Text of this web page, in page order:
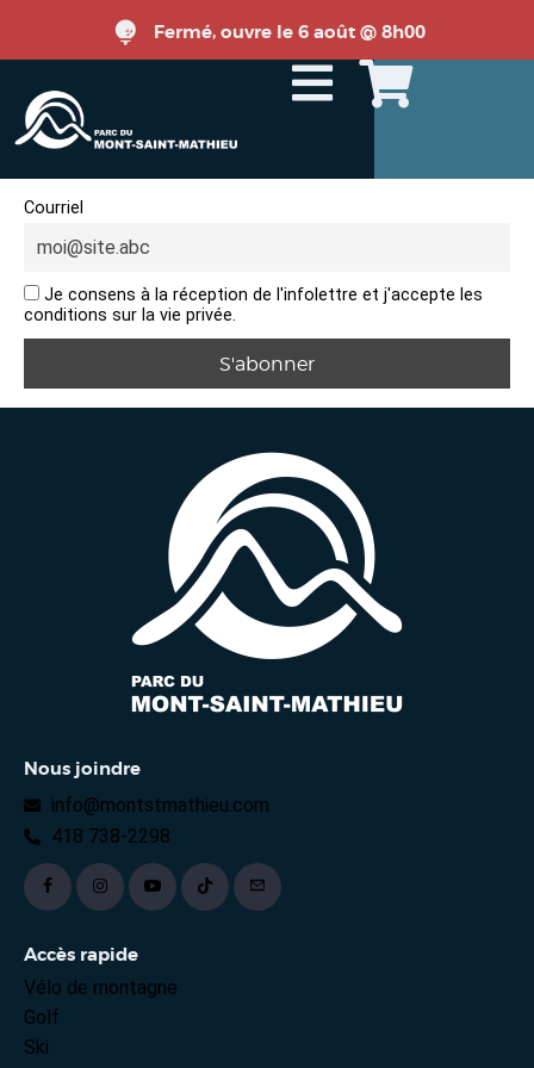
Fermé, ouvre le 6 août @ 8h00
Courriel
Je consens à la réception de l'infolettre et j'accepte les
conditions sur la vie privée.
Nous joindre
info@montstmathieu.com
418 738-2298
Accès rapide
Vélo de montagne
Golf
Ski